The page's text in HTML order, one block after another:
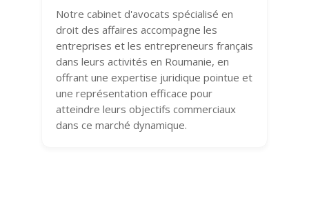
Notre cabinet d'avocats spécialisé en
droit des affaires accompagne les
entreprises et les entrepreneurs français
dans leurs activités en Roumanie, en
offrant une expertise juridique pointue et
une représentation efficace pour
atteindre leurs objectifs commerciaux
dans ce marché dynamique.